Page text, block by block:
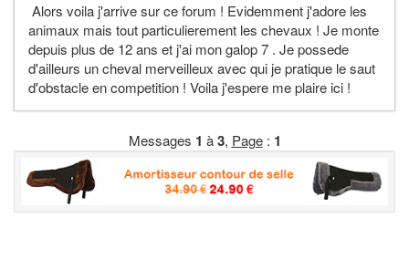
Alors voila j'arrive sur ce forum ! Evidemment j'adore les
animaux mais tout particulierement les chevaux ! Je monte
depuis plus de 12 ans et j'ai mon galop 7 . Je possede
d'ailleurs un cheval merveilleux avec qui je pratique le saut
d'obstacle en competition ! Voila j'espere me plaire ici !
Messages 1 à3, Page: 1